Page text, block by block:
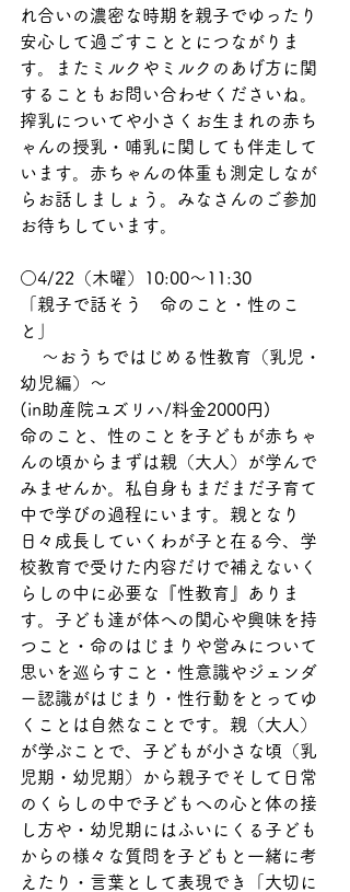
れ合いの濃密な時期を親子でゆったり
安心して過ごすこととにつながりま
す。またミルクやミルクのあげ方に関
することもお問い合わせくださいね。
搾乳についてや小さくお生まれの赤ち
ゃんの授乳・哺乳に関しても伴走して
います。赤ちゃんの体重も測定しなが
らお話しましょう。みなさんのご参加
お待ちしています。
○4/22（木曜）10:00～11:30
「親子で話そう　命のこと・性のこ
と」
幼児編）～
(in助産院ユズリハ/料金2000円)
命のこと、性のことを子どもが赤ちゃ
んの頃からまずは親（大人）が学んで
みませんか。私自身もまだまだ子育て
中で学びの過程にいます。親となり
日々成長していくわが子と在る今、学
校教育で受けた内容だけで補えないく
らしの中に必要な『性教育』ありま
す。子ども達が体への関心や興味を持
つこと・命のはじまりや営みについて
思いを巡らすこと・性意識やジェンダ
ー認識がはじまり・性行動をとってゆ
くことは自然なことです。親（大人）
が学ぶことで、子どもが小さな頃（乳
児期・幼児期）から親子でそして日常
のくらしの中で子どもへの心と体の接
し方や・幼児期にはふいにくる子ども
からの様々な質問を子どもと一緒に考
えたり・言葉として表現でき「大切に